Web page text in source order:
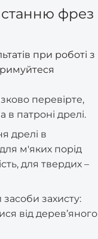
фрез
при роботі з
перевірте,
патроні дрелі.
дрелі в
м'яких порід
для твердих –
захисту:
від дерев’яного